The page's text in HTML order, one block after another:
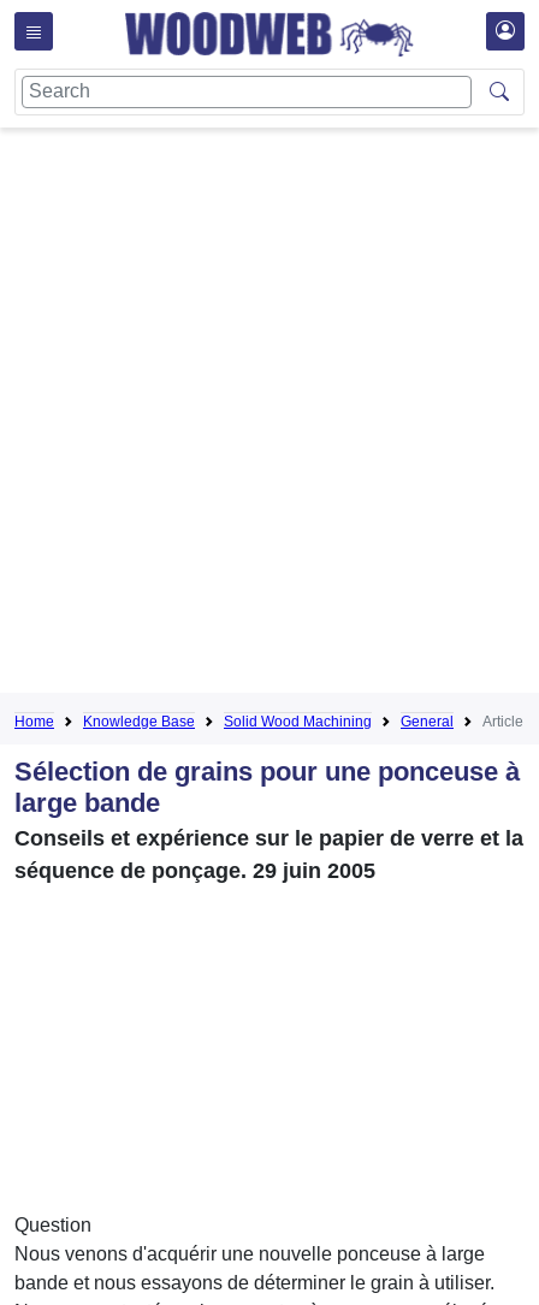
Home Knowledge Base Solid Wood Machining General Article
Sélection de grains pour une ponceuse à
large bande
Conseils et expérience sur le papier de verre et la
séquence de ponçage. 29 juin 2005
Question
Nous venons d'acquérir une nouvelle ponceuse à large
bande et nous essayons de déterminer le grain à utiliser.